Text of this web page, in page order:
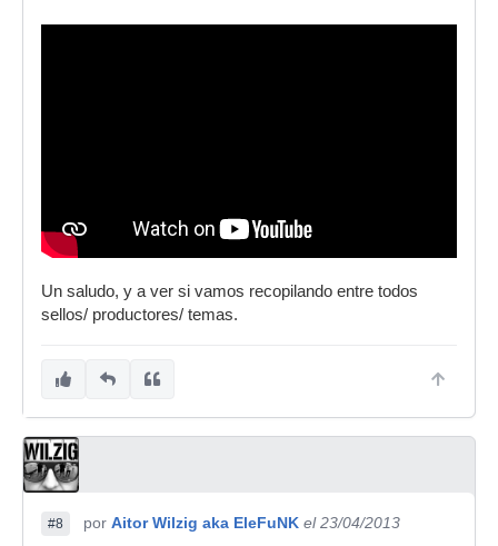
Un saludo, y a ver si vamos recopilando entre todos
sellos/ productores/ temas.
#8 por Aitor Wilzig aka EleFuNK el 23/04/2013